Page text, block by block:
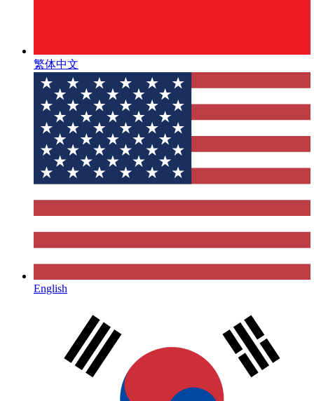
繁体中文
English